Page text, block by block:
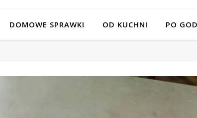
DOMOWE SPRAWKI OD KUCHNI PO